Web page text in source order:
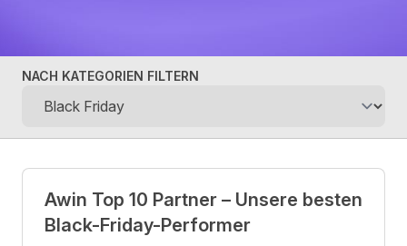
NACH KATEGORIEN FILTERN
Posts
Awin Top 10 Partner – Unsere besten
Black-Friday-Performer